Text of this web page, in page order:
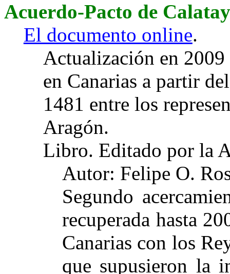
Acuerdo-Pacto de
El documento online.
Actualización en
en Canarias a partir
1481 entre los
Aragón.
Libro. Editado por la
Autor: Felipe O.
Segundo
recuperada hasta
Canarias con los
que supusieron la